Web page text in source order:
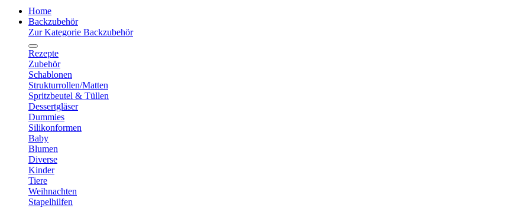
Home
Backzubehör
Zur Kategorie Backzubehör
Rezepte
Zubehör
Schablonen
Strukturrollen/Matten
Spritzbeutel & Tüllen
Dessertgläser
Dummies
Silikonformen
Baby
Blumen
Diverse
Kinder
Tiere
Weihnachten
Stapelhilfen